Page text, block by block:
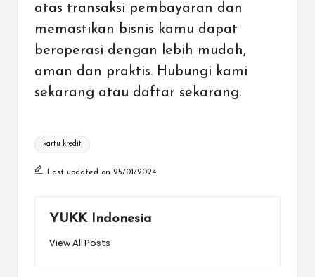
atas transaksi pembayaran dan
memastikan bisnis kamu dapat
beroperasi dengan lebih mudah,
aman dan praktis. Hubungi kami
sekarang atau daftar sekarang.
Tags:
kartu kredit
Last updated on 25/01/2024
YUKK Indonesia
View All Posts